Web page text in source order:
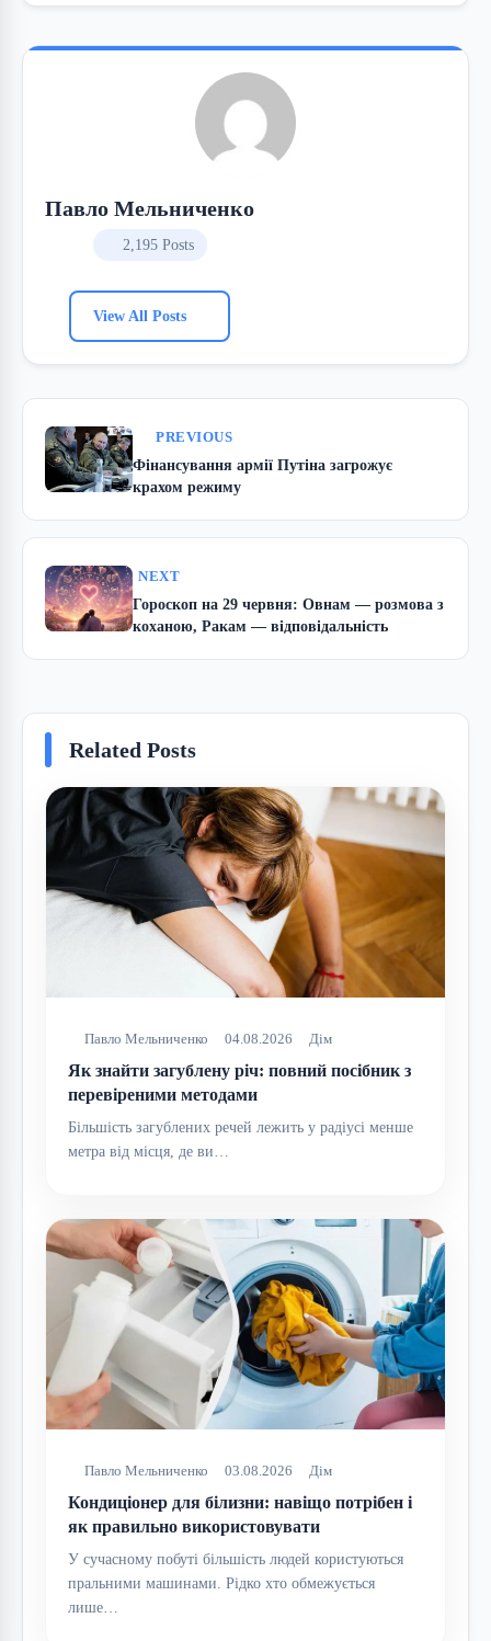
Павло Мельниченко
2,195 Posts
View All Posts
PREVIOUS
Фінансування армії Путіна загрожує
крахом режиму
NEXT
Гороскоп на 29 червня: Овнам — розмова з
коханою, Ракам — відповідальність
Related Posts
Павло Мельниченко 04.08.2026 Дім
Як знайти загублену річ: повний посібник з
перевіреними методами
Більшість загублених речей лежить у радіусі менше
метра від місця, де ви…
Павло Мельниченко 03.08.2026 Дім
Кондиціонер для білизни: навіщо потрібен і
як правильно використовувати
У сучасному побуті більшість людей користуються
пральними машинами. Рідко хто обмежується
лише…